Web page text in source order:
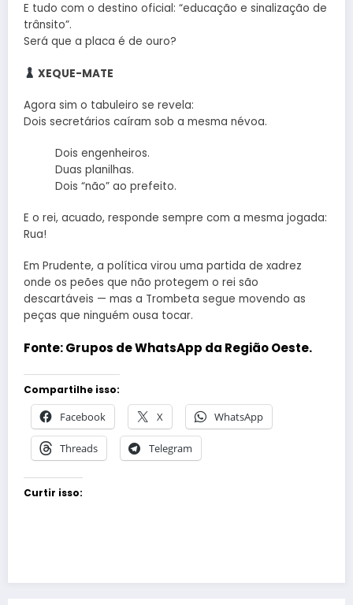
E tudo com o destino oficial: “educação e sinalização de
trânsito”.
Será que a placa é de ouro?
XEQUE-MATE
Agora sim o tabuleiro se revela:
Dois secretários caíram sob a mesma névoa.
Dois engenheiros.
Duas planilhas.
Dois “não” ao prefeito.
E o rei, acuado, responde sempre com a mesma jogada:
Rua!
Em Prudente, a política virou uma partida de xadrez
onde os peões que não protegem o rei são
descartáveis — mas a Trombeta segue movendo as
peças que ninguém ousa tocar.
Fonte:Grupos de WhatsApp da Região Oeste.
Compartilhe isso:
Facebook X WhatsApp
Threads Telegram
Curtir isso: